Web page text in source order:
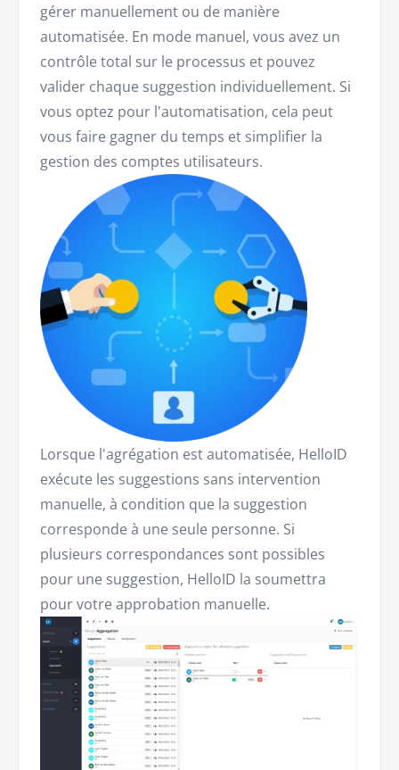
gérer manuellement ou de manière
automatisée. En mode manuel, vous avez un
contrôle total sur le processus et pouvez
valider chaque suggestion individuellement. Si
vous optez pour l'automatisation, cela peut
vous faire gagner du temps et simplifier la
gestion des comptes utilisateurs.
Lorsque l'agrégation est automatisée, HelloID
exécute les suggestions sans intervention
manuelle, à condition que la suggestion
corresponde à une seule personne. Si
plusieurs correspondances sont possibles
pour une suggestion, HelloID la soumettra
pour votre approbation manuelle.